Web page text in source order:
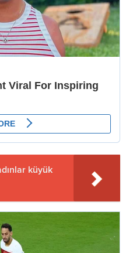
küyük